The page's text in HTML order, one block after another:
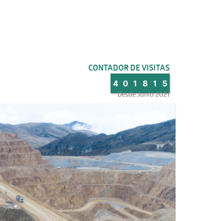
CONTADOR DE VISITAS
4 0 1 8 1 5
Desde Junio 2021